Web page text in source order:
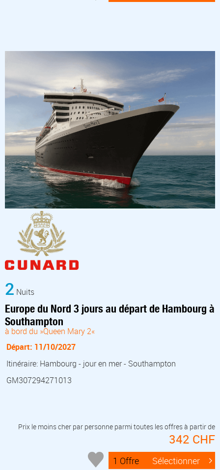
2 Nuits
Europe du Nord 3 jours au départ de Hambourg à
Southampton
à bord du »Queen Mary 2«
Départ: 11/10/2027
Itinéraire: Hambourg - jour en mer - Southampton
GM307294271013
Prix le moins cher par personne parmi toutes les offres à partir de
342 CHF
1 Offre Sélectionner